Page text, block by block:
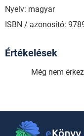
Nyelv: magyar
ISBN / azonosító:
Értékelések
Még nem